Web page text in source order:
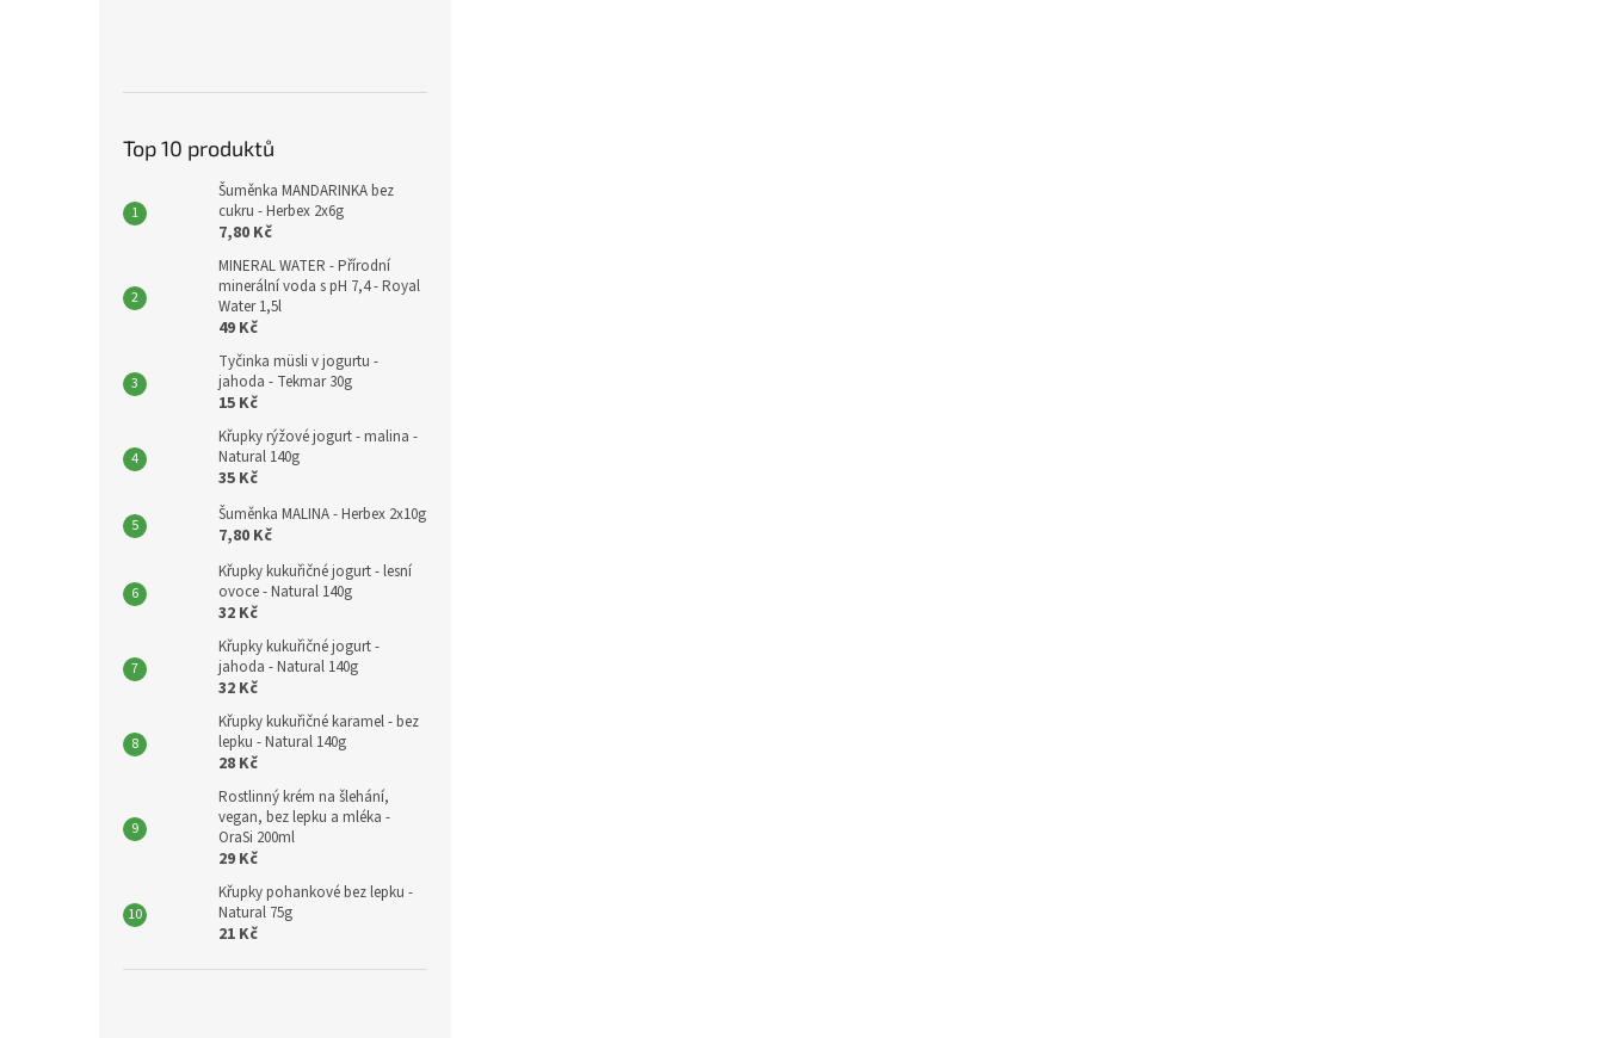
Top 10 produktů
Šuměnka MANDARINKA bez
cukru - Herbex 2x6g
7,80 Kč
MINERAL WATER - Přírodní
minerální voda s pH 7,4 - Royal
Water 1,5l
49 Kč
Tyčinka müsli v jogurtu -
jahoda - Tekmar 30g
15 Kč
Křupky rýžové jogurt - malina -
Natural 140g
35 Kč
Šuměnka MALINA - Herbex 2x10g
7,80 Kč
Křupky kukuřičné jogurt - lesní
ovoce - Natural 140g
32 Kč
Křupky kukuřičné jogurt -
jahoda - Natural 140g
32 Kč
Křupky kukuřičné karamel - bez
lepku - Natural 140g
28 Kč
Rostlinný krém na šlehání,
vegan, bez lepku a mléka -
OraSi 200ml
29 Kč
Křupky pohankové bez lepku -
Natural 75g
21 Kč